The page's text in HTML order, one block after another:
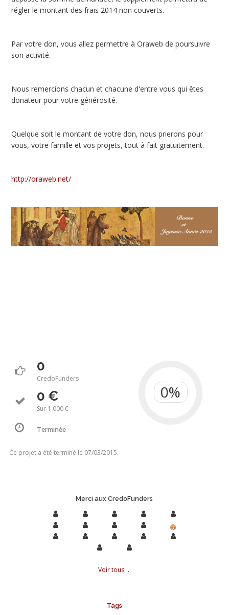
régler le montant des frais 2014 non couverts.
Par votre don, vous allez permettre à Oraweb de poursuivre
son activité.
Nous remercions chacun et chacune d'entre vous qui êtes
donateur pour votre générosité.
Quelque soit le montant de votre don, nous prierons pour
vous, votre famille et vos projets, tout à fait gratuitement.
http://oraweb.net/
0
CredoFunders
0 €
Sur 1 000 €
Terminée
Ce projet a été terminé le 07/03/2015.
Merci aux CredoFunders
Voir tous ...
Tags